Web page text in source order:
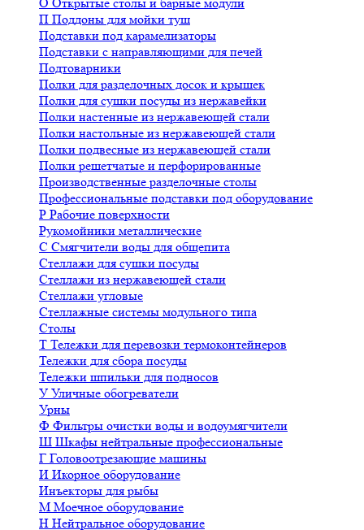
П Поддоны для мойки туш
Подставки под карамелизаторы
Подставки с направляющими для печей
Подтоварники
Полки для разделочных досок и крышек
Полки для сушки посуды из нержавейки
Полки настенные из нержавеющей стали
Полки настольные из нержавеющей стали
Полки подвесные из нержавеющей стали
Полки решетчатые и перфорированные
Производственные разделочные столы
Профессиональные подставки под оборудование
Р Рабочие поверхности
Рукомойники металлические
С Смягчители воды для общепита
Стеллажи для сушки посуды
Стеллажи из нержавеющей стали
Стеллажи угловые
Стеллажные системы модульного типа
Столы
Т Тележки для перевозки термоконтейнеров
Тележки для сбора посуды
Тележки шпильки для подносов
У Уличные обогреватели
Урны
Ф Фильтры очистки воды и водоумягчители
Ш Шкафы нейтральные профессиональные
Г Головоотрезающие машины
И Икорное оборудование
Инъекторы для рыбы
М Моечное оборудование
Н Нейтральное оборудование